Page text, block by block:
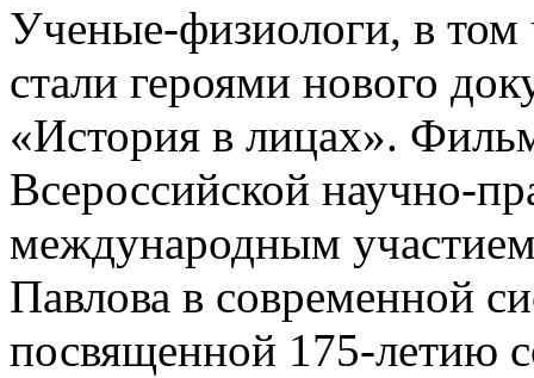
Ученые-физиологи, в
стали героями нового
«История в лицах».
Всероссийской научно-
международным
Павлова в современной
посвященной 175-летию